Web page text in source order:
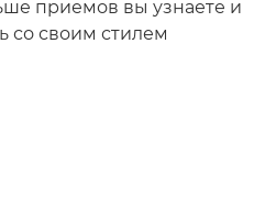
приемов вы узнаете и
со своим стилем